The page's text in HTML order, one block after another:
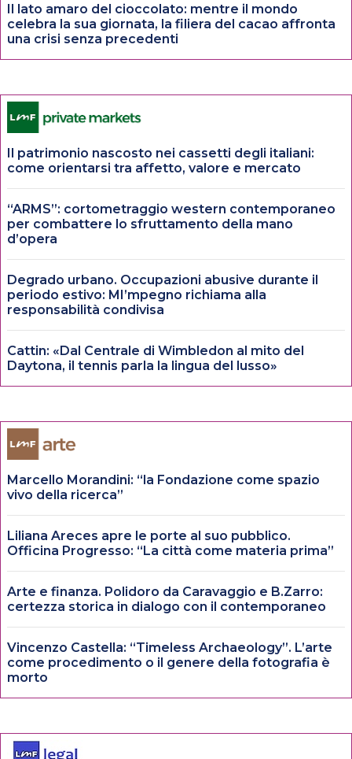
Il lato amaro del cioccolato: mentre il mondo
celebra la sua giornata, la filiera del cacao affronta
una crisi senza precedenti
Il patrimonio nascosto nei cassetti degli italiani:
come orientarsi tra affetto, valore e mercato
“ARMS”: cortometraggio western contemporaneo
per combattere lo sfruttamento della mano
d’opera
Degrado urbano. Occupazioni abusive durante il
periodo estivo: MI’mpegno richiama alla
responsabilità condivisa
Cattin: «Dal Centrale di Wimbledon al mito del
Daytona, il tennis parla la lingua del lusso»
Marcello Morandini: “la Fondazione come spazio
vivo della ricerca”
Liliana Areces apre le porte al suo pubblico.
Officina Progresso: “La città come materia prima”
Arte e finanza. Polidoro da Caravaggio e B.Zarro:
certezza storica in dialogo con il contemporaneo
Vincenzo Castella: “Timeless Archaeology”. L’arte
come procedimento o il genere della fotografia è
morto